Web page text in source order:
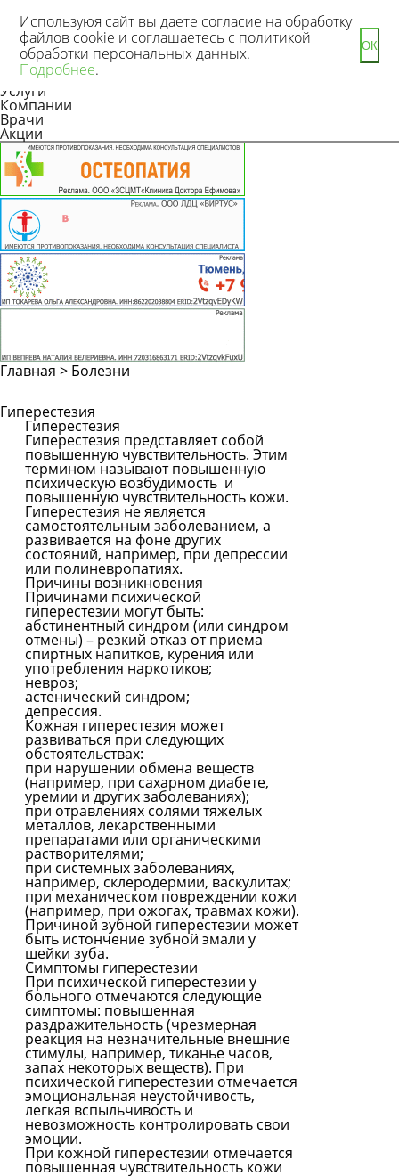
Новости
Статьи
Услуги
Компании
Врачи
Акции
Главная > Болезни
Гиперестезия
Гиперестезия
Гиперестезия представляет собой
повышенную чувствительность. Этим
термином называют повышенную
психическую возбудимость и
повышенную чувствительность кожи.
Гиперестезия не является
самостоятельным заболеванием, а
развивается на фоне других
состояний, например, при депрессии
или полиневропатиях.
Причины возникновения
Причинами психической
гиперестезии могут быть:
абстинентный синдром (или синдром
отмены) – резкий отказ от приема
спиртных напитков, курения или
употребления наркотиков;
невроз;
астенический синдром;
депрессия.
Кожная гиперестезия может
развиваться при следующих
обстоятельствах:
при нарушении обмена веществ
(например, при сахарном диабете,
уремии и других заболеваниях);
при отравлениях солями тяжелых
металлов, лекарственными
препаратами или органическими
растворителями;
при системных заболеваниях,
например, склеродермии, васкулитах;
при механическом повреждении кожи
(например, при ожогах, травмах кожи).
Причиной зубной гиперестезии может
быть истончение зубной эмали у
шейки зуба.
Симптомы гиперестезии
При психической гиперестезии у
больного отмечаются следующие
симптомы: повышенная
раздражительность (чрезмерная
реакция на незначительные внешние
стимулы, например, тиканье часов,
запах некоторых веществ). При
психической гиперестезии отмечается
эмоциональная неустойчивость,
легкая вспыльчивость и
невозможность контролировать свои
эмоции.
При кожной гиперестезии отмечается
повышенная чувствительность кожи
Используюя сайт вы даете согласие на обработку
файлов cookie и соглашаетесь с политикой
обработки персональных данных.
Подробнее.
ОК